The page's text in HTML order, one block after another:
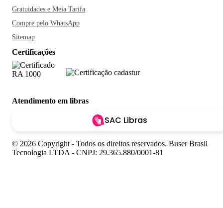
Gratuidades e Meia Tarifa
Compre pelo WhatsApp
Sitemap
Certificações
Atendimento em libras
SAC Libras
© 2026 Copyright - Todos os direitos reservados. Buser Brasil
Tecnologia LTDA - CNPJ: 29.365.880/0001-81